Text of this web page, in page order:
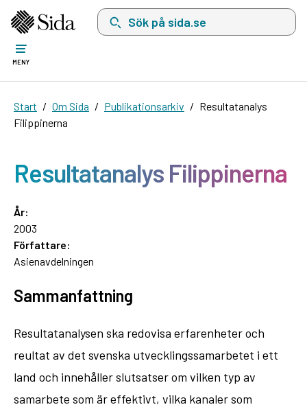
Sök på sida.se, sökförslag kommer att visas
MENY
Start Om Sida Publikationsarkiv
Resultatanalys
Filippinerna
Resultatanalys Filippinerna
År:
2003
Författare:
Asienavdelningen
Sammanfattning
Resultatanalysen ska redovisa erfarenheter och
reultat av det svenska utvecklingssamarbetet i ett
land och innehåller slutsatser om vilken typ av
samarbete som är effektivt, vilka kanaler som